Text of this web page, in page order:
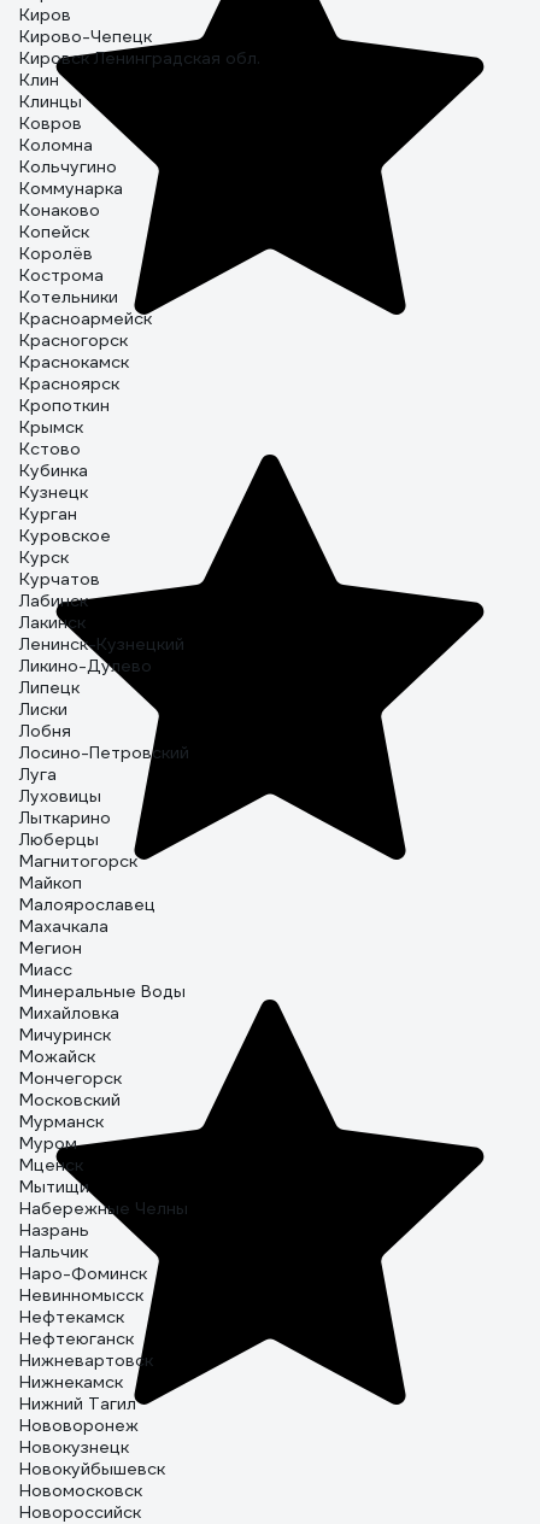
Киров
Кирово-Чепецк
Кировск Ленинградская обл.
Клин
Клинцы
Ковров
Коломна
Кольчугино
Коммунарка
Конаково
Копейск
Королёв
Кострома
Котельники
Красноармейск
Красногорск
Краснокамск
Красноярск
Кропоткин
Крымск
Кстово
Кубинка
Кузнецк
Курган
Куровское
Курск
Курчатов
Лабинск
Лакинск
Ленинск-Кузнецкий
Ликино-Дулево
Липецк
Лиски
Лобня
Лосино-Петровский
Луга
Луховицы
Лыткарино
Люберцы
Магнитогорск
Майкоп
Малоярославец
Махачкала
Мегион
Миасс
Минеральные Воды
Михайловка
Мичуринск
Можайск
Мончегорск
Московский
Мурманск
Муром
Мценск
Мытищи
Набережные Челны
Назрань
Нальчик
Наро-Фоминск
Невинномысск
Нефтекамск
Нефтеюганск
Нижневартовск
Нижнекамск
Нижний Тагил
Нововоронеж
Новокузнецк
Новокуйбышевск
Новомосковск
Новороссийск